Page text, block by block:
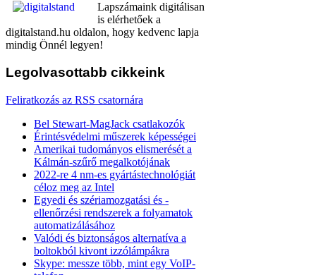
Lapszámaink digitálisan
is elérhetőek a
digitalstand.hu oldalon, hogy kedvenc lapja
mindig Önnél legyen!
Legolvasottabb cikkeink
Feliratkozás az RSS csatornára
Bel Stewart-MagJack csatlakozók
Érintésvédelmi műszerek képességei
Amerikai tudományos elismerését a
Kálmán-szűrő megalkotójának
2022-re 4 nm-es gyártástechnológiát
céloz meg az Intel
Egyedi és szériamozgatási és -
ellenőrzési rendszerek a folyamatok
automatizálásához
Valódi és biztonságos alternatíva a
boltokból kivont izzólámpákra
Skype: messze több, mint egy VoIP-